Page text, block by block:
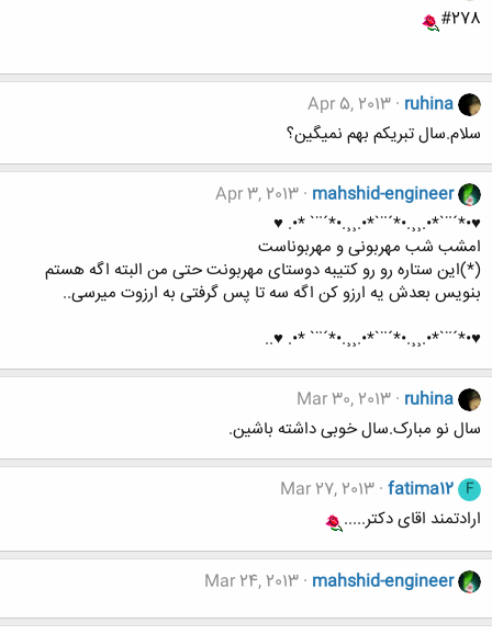
#278
ruhina
Apr 5, 2013
سلام.سال تبریکم بهم نمیگین؟
mahshid-engineer
Apr 3, 2013
♥•*´¨`*•.¸¸.•*´¨`*•.¸¸.•*´¨` *•. ♥
امشب شب مهربونی و مهربوناست
(*)این ستاره رو رو کتیبه دوستای مهربونت حتی من البته اگه هستم
بنویس بعدش یه ارزو کن اگه سه تا پس گرفتی به ارزوت میرسی..
♥•*´¨`*•.¸¸.•*´¨`*•.¸¸.•*´¨` *•. ♥..
ruhina
Mar 30, 2013
سال نو مبارک.سال خوبی داشته باشین.
F
fatima12
Mar 27, 2013
ارادتمند اقای دکتر.....
mahshid-engineer
Mar 24, 2013